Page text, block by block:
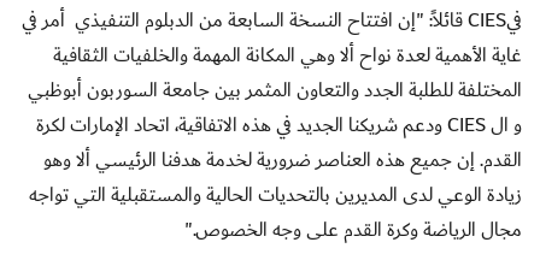
فيCIESقائلاً: "إن افتتاحالنسخةالسابعة من الدبلوم التنفيذي أمر في
غاية الأهمية لعدة نواح ألا وهيالمكانة المهمة والخلفيات الثقافية
المختلفةللطلبة الجدد والتعاون المثمر بين جامعة السوربون أبوظبي
و الCIESودعم شريكنا الجديد في هذه الاتفاقية، اتحاد الإمارات لكرة
القدم. إن جميع هذه العناصر ضرورية لخدمة هدفنا الرئيسي ألا وهو
زيادة الوعي لدى المديرين بالتحديات الحالية والمستقبلية التي تواجه
مجال الرياضة وكرة القدم على وجه الخصوص."